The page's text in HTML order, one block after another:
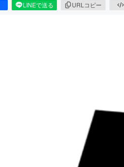
LINEで送る URLコピー